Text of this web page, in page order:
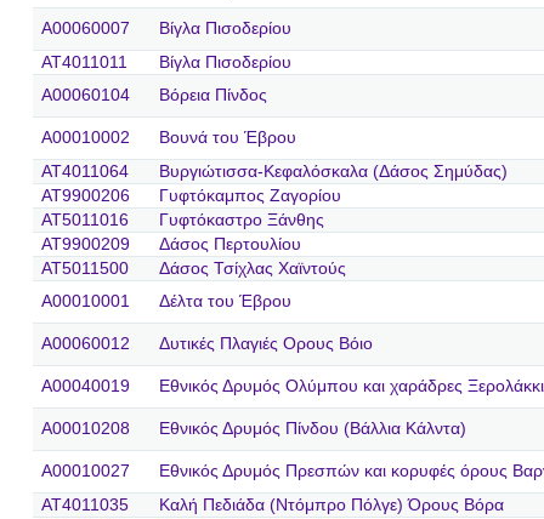
A00060007
Βίγλα Πισοδερίου
AT4011011
Βίγλα Πισοδερίου
A00060104
Βόρεια Πίνδος
A00010002
Βουνά του Έβρου
AT4011064
Βυργιώτισσα-Κεφαλόσκαλα (Δάσος Σημύδας)
AT9900206
Γυφτόκαμπος Ζαγορίου
AT5011016
Γυφτόκαστρο Ξάνθης
AT9900209
Δάσος Περτουλίου
AT5011500
Δάσος Τσίχλας Χαϊντούς
A00010001
Δέλτα του Έβρου
A00060012 Δυτικές Πλαγιές Ορους Βόιο
A00040019 Εθνικός Δρυμός Ολύμπου και χαράδρες
A00010208 Εθνικός Δρυμός Πίνδου (Βάλλια Κάλντα)
A00010027
Εθνικός Δρυμός Πρεσπών και κορυφές όρους
AT4011035
Καλή Πεδιάδα (Ντόμπρο Πόλγε) Όρους Βόρα